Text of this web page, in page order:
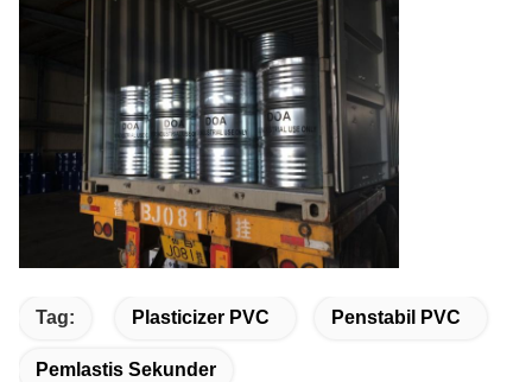
Tag: Plasticizer PVC Penstabil PVC
Pemlastis Sekunder